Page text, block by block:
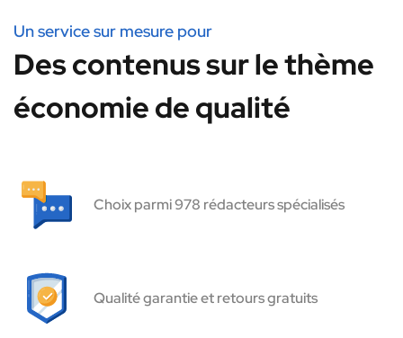
Un service sur mesure pour
Des contenus sur le thème
économie de qualité
Choix parmi 978 rédacteurs spécialisés
Qualité garantie et retours gratuits